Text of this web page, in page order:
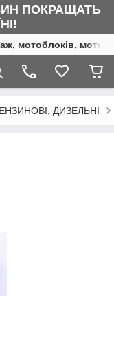
ПОКРАЩАТЬ
мотоблоків,
ДИЗЕЛЬНІ